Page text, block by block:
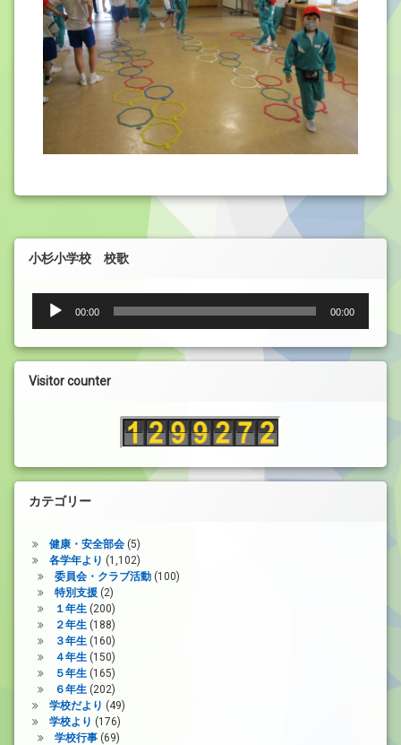
小杉小学校 校歌
プ
レ
ー
ヤ
00:00 00:00
Visitor counter
カテゴリー
健康・安全部会(5)
各学年より (1,102)
委員会・クラブ活動(100)
特別支援(2)
１年生(200)
２年生(188)
３年生(160)
４年生(150)
５年生(165)
６年生(202)
学校だより (49)
学校より (176)
学校行事(69)